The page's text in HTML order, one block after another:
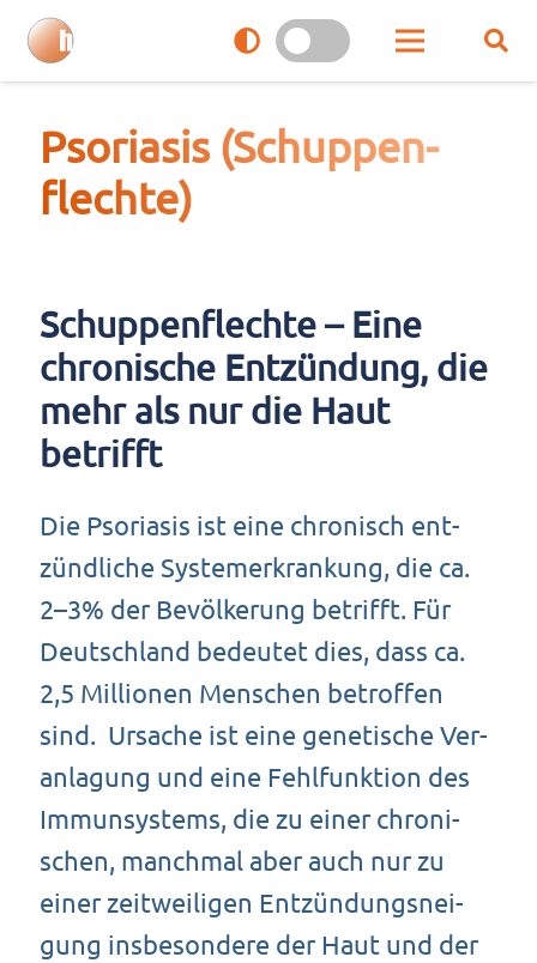
Pso­ria­sis (Schup­pen­
flech­te)
Schup­pen­flech­te – Eine
chro­ni­sche Ent­zün­dung, die
mehr als nur die Haut
betrifft
Die Pso­ria­sis ist eine chro­nisch ent­
zünd­li­che Sys­tem­er­kran­kung, die ca.
2–3% der Bevöl­ke­rung betrifft. Für
Deutsch­land bedeu­tet dies, dass ca.
2,5 Mil­lio­nen Men­schen betrof­fen
sind. Ursa­che ist eine gene­ti­sche Ver­
an­la­gung und eine Fehl­funk­ti­on des
Immun­sys­tems, die zu einer chro­ni­
schen, manch­mal aber auch nur zu
einer zeit­wei­li­gen Ent­zün­dungs­nei­
gung ins­be­son­de­re der Haut und der